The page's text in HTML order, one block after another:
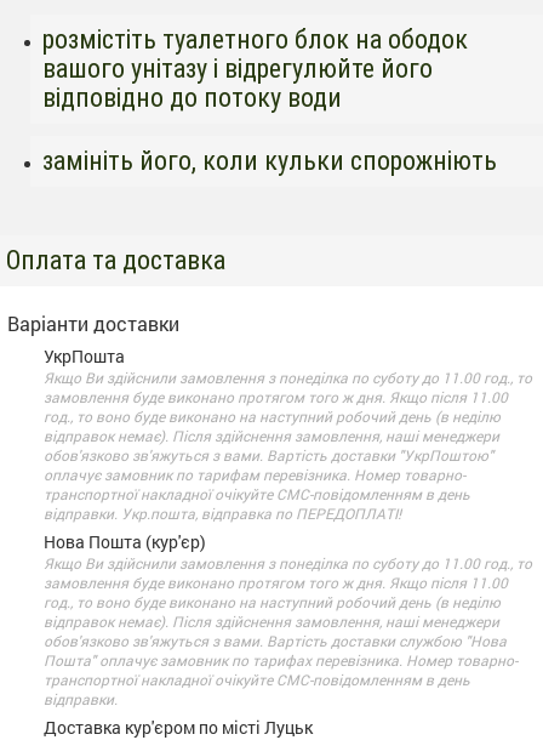
розмістіть туалетного блок на ободок
вашого унітазу і відрегулюйте його
відповідно до потоку води
замініть його, коли кульки спорожніють
Оплата та доставка
Варіанти доставки
УкрПошта
Якщо Ви здійснили замовлення з понеділка по суботу до 11.00 год., то
замовлення буде виконано протягом того ж дня. Якщо після 11.00
год., то воно буде виконано на наступний робочий день (в неділю
відправок немає). Після здійснення замовлення, наші менеджери
обов'язково зв'яжуться з вами. Вартість доставки "УкрПоштою"
оплачує замовник по тарифам перевізника. Номер товарно-
транспортної накладної очікуйте СМС-повідомленням в день
відправки. Укр.пошта, відправка по ПЕРЕДОПЛАТІ!
Нова Пошта (кур'єр)
Якщо Ви здійснили замовлення з понеділка по суботу до 11.00 год., то
замовлення буде виконано протягом того ж дня. Якщо після 11.00
год., то воно буде виконано на наступний робочий день (в неділю
відправок немає). Після здійснення замовлення, наші менеджери
обов'язково зв'яжуться з вами. Вартість доставки службою "Нова
Пошта" оплачує замовник по тарифах перевізника. Номер товарно-
транспортної накладної очікуйте СМС-повідомленням в день
відправки.
Доставка кур'єром по місті Луцьк